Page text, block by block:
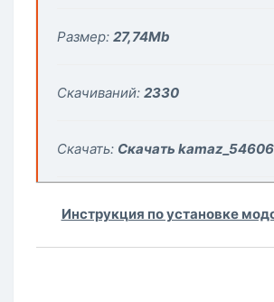
Размер: 27,74Mb
Скачиваний: 2330
Скачать: Скачать
Инструкция по установке